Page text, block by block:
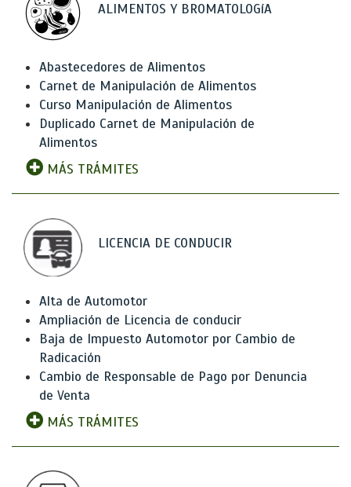
ALIMENTOS Y BROMATOLOGíA
Abastecedores de Alimentos
Carnet de Manipulación de Alimentos
Curso Manipulación de Alimentos
Duplicado Carnet de Manipulación de
Alimentos
MÁS TRÁMITES
LICENCIA DE CONDUCIR
Alta de Automotor
Ampliación de Licencia de conducir
Baja de Impuesto Automotor por Cambio de
Radicación
Cambio de Responsable de Pago por Denuncia
de Venta
MÁS TRÁMITES